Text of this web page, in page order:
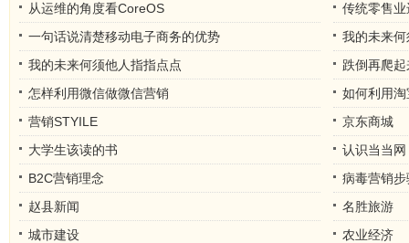
从运维的角度看CoreOS
传统零售
一句话说清楚移动电子商务的优势
我的未来
我的未来何须他人指指点点
跌倒再爬起
怎样利用微信做微信营销
如何利用
营销STYILE
京东商城
大学生该读的书
认识当当网
B2C营销理念
病毒营销步
赵县新闻
名胜旅游
城市建设
农业经济